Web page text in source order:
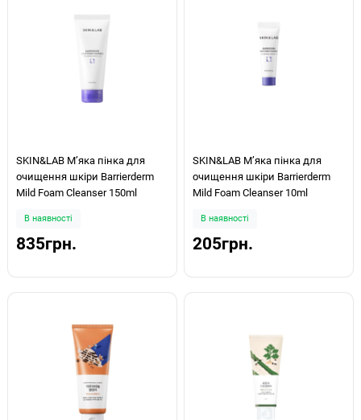
SKIN&LAB М’яка пінка для
очищення шкіри Barrierderm
Mild Foam Cleanser 150ml
В наявності
835грн.
SKIN&LAB М’яка пінка для
очищення шкіри Barrierderm
Mild Foam Cleanser 10ml
В наявності
205грн.